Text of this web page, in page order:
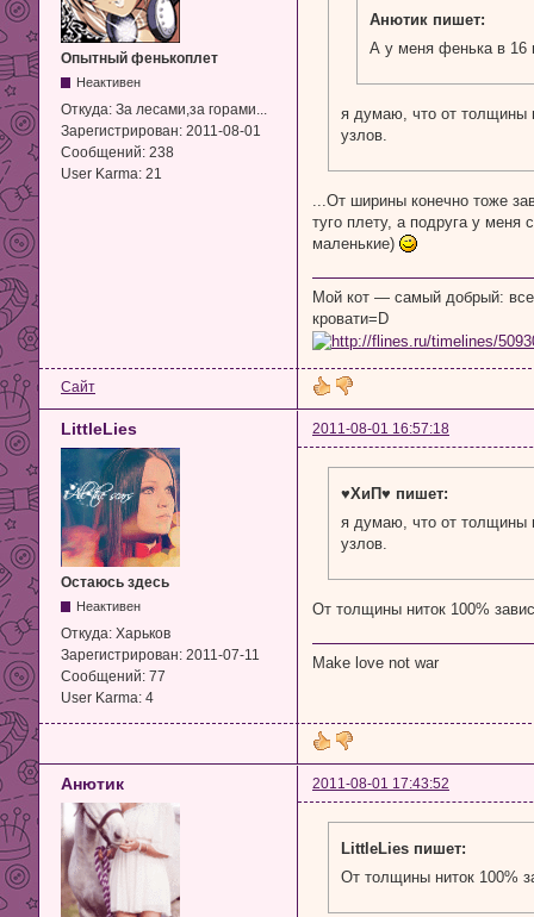
Опытный фенькоплет
Неактивен
Откуда: За лесами,за горами...
Зарегистрирован: 2011-08-01
Сообщений: 238
User Karma: 21
Анютик пишет:
А у меня фенька в 16
я думаю, что от толщины
узлов.
...От ширины конечно тоже
туго плету, а подруга у
маленькие)
Мой кот — самый добрый:
кровати=D
Сайт
LittleLies 2011-08-01 16:57:18
Остаюсь здесь
Неактивен
Откуда: Харьков
Зарегистрирован: 2011-07-11
Сообщений: 77
User Karma: 4
♥ХиП♥ пишет:
я думаю, что от толщины
узлов.
От толщины ниток 100%
Make love not war
Анютик 2011-08-01 17:43:52
LittleLies пишет:
От толщины ниток 100%